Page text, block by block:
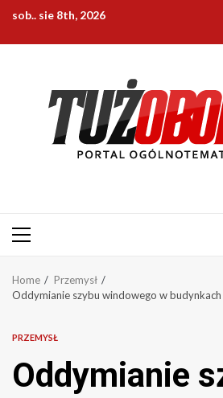
content
sob.. sie 8th, 2026
Primary
Home
Przemysł
Oddymianie szybu windowego w
PRZEMYSŁ
Oddymianie